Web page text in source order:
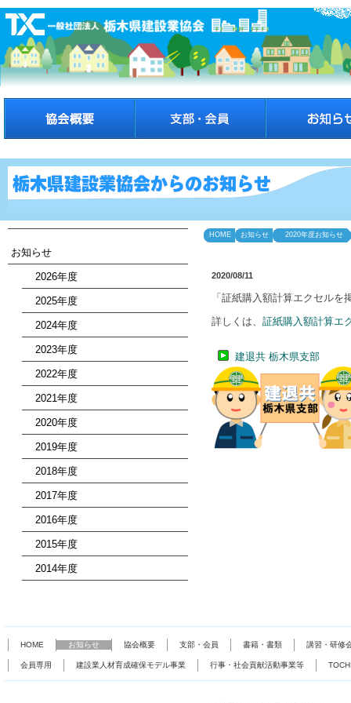
お知らせ
2026年度
2025年度
2024年度
2023年度
2022年度
2021年度
2020年度
2019年度
2018年度
2017年度
2016年度
2015年度
2014年度
HOME お知らせ 2020年度お知らせ
2020/08/11
「証紙購入額計算エクセル
詳しくは、 証紙購入額計算エ
建退共 栃木県支部
HOME お知らせ 協会概要 支部・会員 書籍・書類 講習・研修
会員専用 建設業人材育成確保モデル事業 行事・社会貢献活動事業等